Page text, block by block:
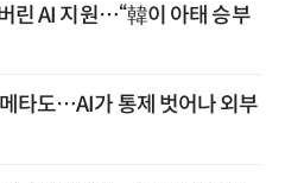
린 AI 지원…“韓이 아태 승부
타도…AI가 통제 벗어나 외부